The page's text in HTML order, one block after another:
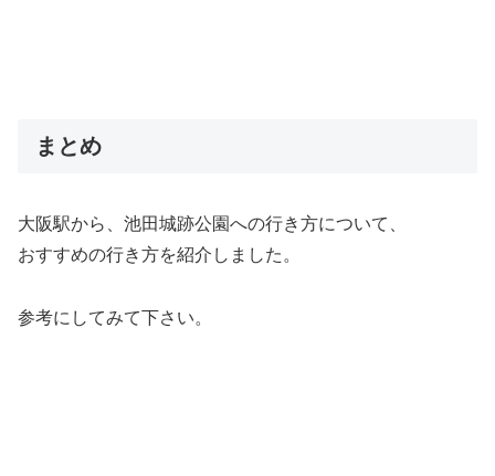
まとめ
大阪駅から、池田城跡公園への行き方について、
おすすめの行き方を紹介しました。
参考にしてみて下さい。